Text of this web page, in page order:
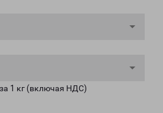
1 кг (включая НДС)